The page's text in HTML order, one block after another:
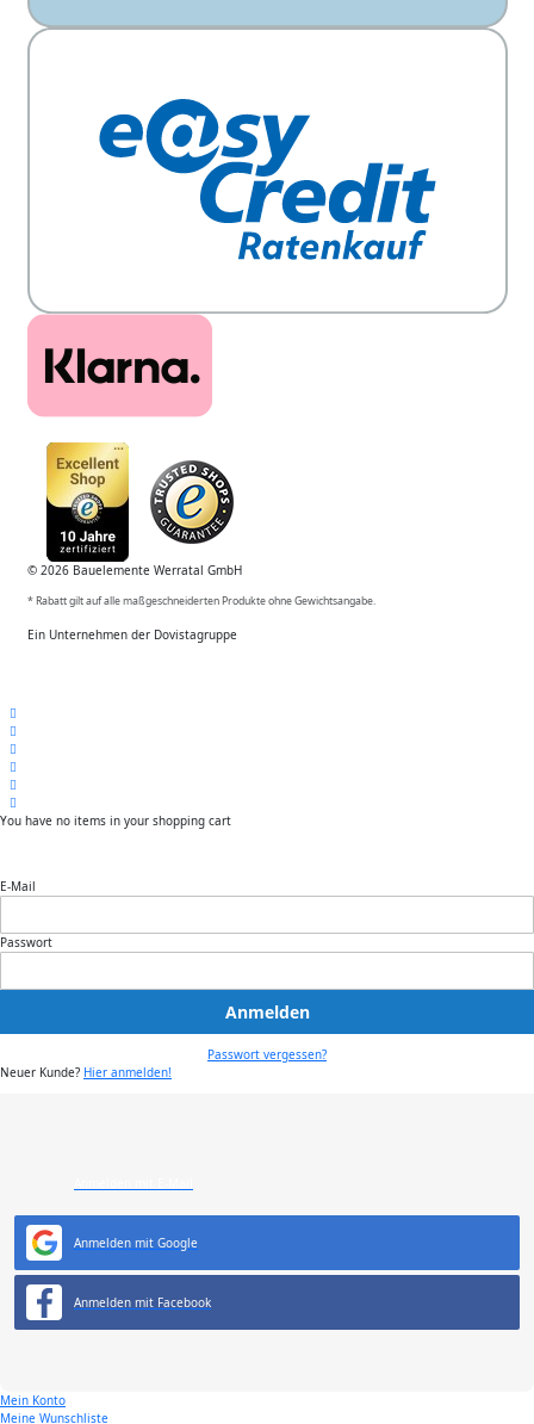
© 2026 Bauelemente Werratal GmbH
* Rabatt gilt auf alle maßgeschneiderten Produkte ohne Gewichtsangabe.
Ein Unternehmen der Dovistagruppe
You have no items in your shopping cart
E-Mail
Passwort
Anmelden
Passwort vergessen?
Neuer Kunde? Hier anmelden!
Anmelden mit Google
Anmelden mit Facebook
Mein Konto
Meine Wunschliste